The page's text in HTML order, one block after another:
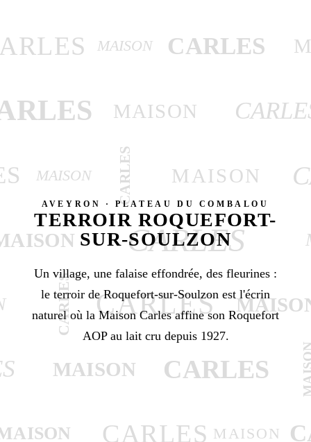
MAISON CARLES
MAISON
MAISON CARLES MAISON
CARLES
CARLES CARLES
MAISON CARLES
CARLES MAISON
AVEYRON · PLATEAU DU COMBALOU
TERROIR ROQUEFORT-
SUR-SOULZON
Un village, une falaise effondrée, des fleurines :
le terroir de Roquefort-sur-Soulzon est l'écrin
naturel où la Maison Carles affine son Roquefort
AOP au lait cru depuis 1927.